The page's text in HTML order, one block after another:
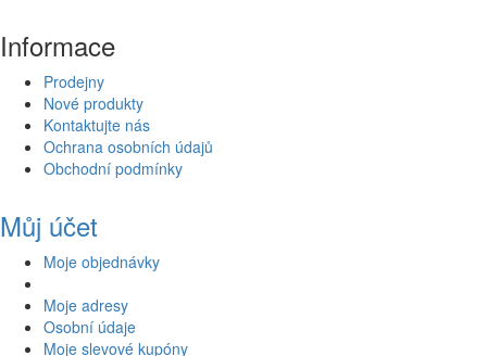
Informace
Prodejny
Nové produkty
Kontaktujte nás
Ochrana osobních údajů
Obchodní podmínky
Můj účet
Moje objednávky
Moje adresy
Osobní údaje
Moje slevové kupóny